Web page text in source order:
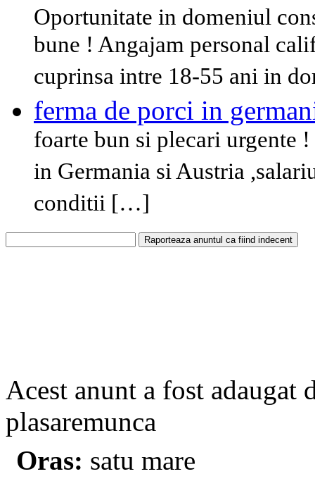
Oportunitate in domeniul
bune ! Angajam personal
cuprinsa intre 18-55 ani in
ferma de porci in
foarte bun si plecari urgente
in Germania si Austria
conditii […]
Acest anunt a fost adaugat
plasaremunca
Oras: satu mare